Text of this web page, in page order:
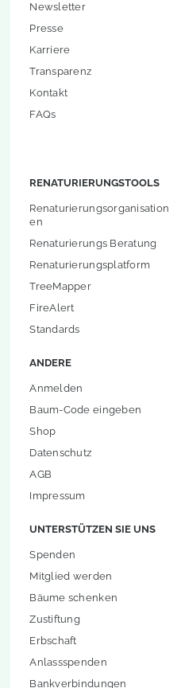
Newsletter
Presse
Karriere
Transparenz
Kontakt
FAQs
RENATURIERUNGSTOOLS
Renaturierungsorganisation
en
Renaturierungs Beratung
Renaturierungsplatform
TreeMapper
FireAlert
Standards
ANDERE
Anmelden
Baum-Code eingeben
Shop
Datenschutz
AGB
Impressum
UNTERSTÜTZEN SIE UNS
Spenden
Mitglied werden
Bäume schenken
Zustiftung
Erbschaft
Anlassspenden
Bankverbindungen